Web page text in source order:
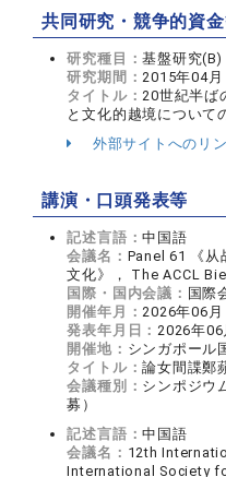
共同研究・競争的資
研究種目：基盤研究(B)
研究期間：2015年04月
タイトル：20世紀半ば
と文化的越境について
外部サイトへのリ
講演・口頭発表等
記述言語：中国語
会議名： Panel 61 《从
文化》， The ACCL
国際・国内会議： 国際
開催年月：2026年06月
発表年月日：2026年06
開催地： シンガポール
タイトル：論女間諜鄭
会議種別： シンポジウ
募）
記述言語：中国語
会議名： 12th
International Society